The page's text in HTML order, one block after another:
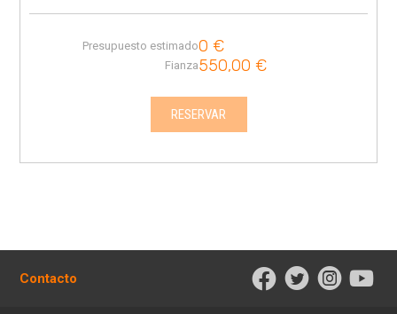
Presupuesto estimado0 €
Fianza550,00 €
RESERVAR
Contacto